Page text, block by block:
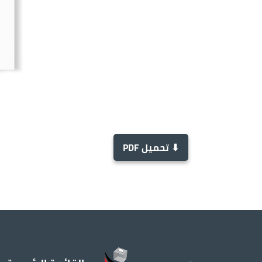
⬇ تحميل PDF